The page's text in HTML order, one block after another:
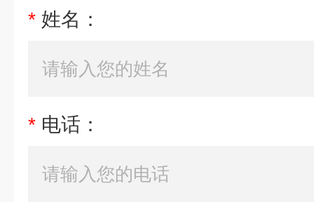
* 姓名：
* 电话：